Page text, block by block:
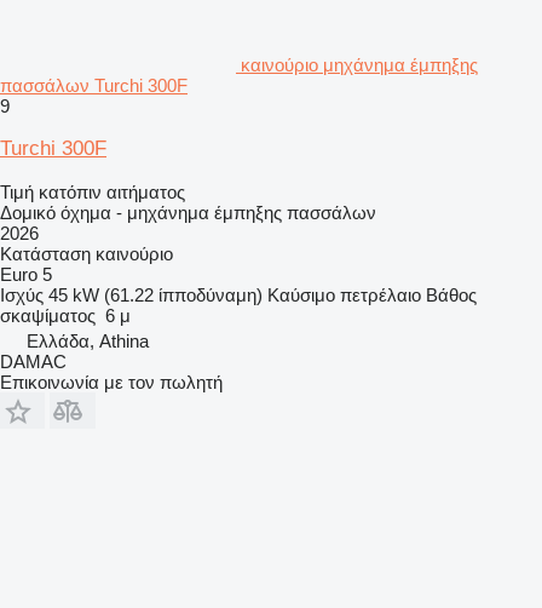
καινούριο μηχάνημα έμπηξης
πασσάλων Turchi 300F
9
Turchi 300F
Τιμή κατόπιν αιτήματος
Δομικό όχημα - μηχάνημα έμπηξης πασσάλων
2026
Κατάσταση καινούριο
Euro 5
Ισχύς 45 kW (61.22 ίπποδύναμη) Καύσιμο πετρέλαιο Βάθος
σκαψίματος 6 μ
Ελλάδα, Athina
DAMAC
Επικοινωνία με τον πωλητή